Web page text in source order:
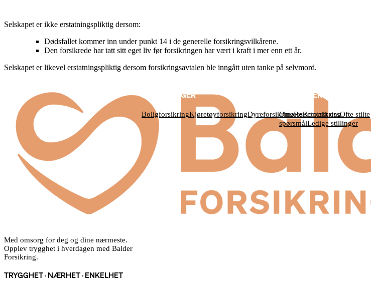
Selskapet er ikke erstatningspliktig dersom:
Dødsfallet kommer inn under punkt 14 i de generelle forsikringsvilkårene.
Den forsikrede har tatt sitt eget liv før forsikringen har vært i kraft i mer enn ett år.
Selskapet er likevel erstatningspliktig dersom forsikringsavtalen ble inngått uten tanke på selvmord.
Med omsorg for deg og dine nærmeste.
Opplev trygghet i hverdagen med Balder
Forsikring.
TRYGGHET · NÆRHET · ENKELHET
FORSIKRINGER
BoligforsikringKjøretøyforsikringDyreforsikringReiseforsikring
OM BALDER
Om ossKontakt ossOfte stilte
spørsmålLedige stillinger